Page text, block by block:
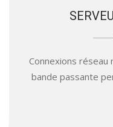
Connexions réseau
bande passante